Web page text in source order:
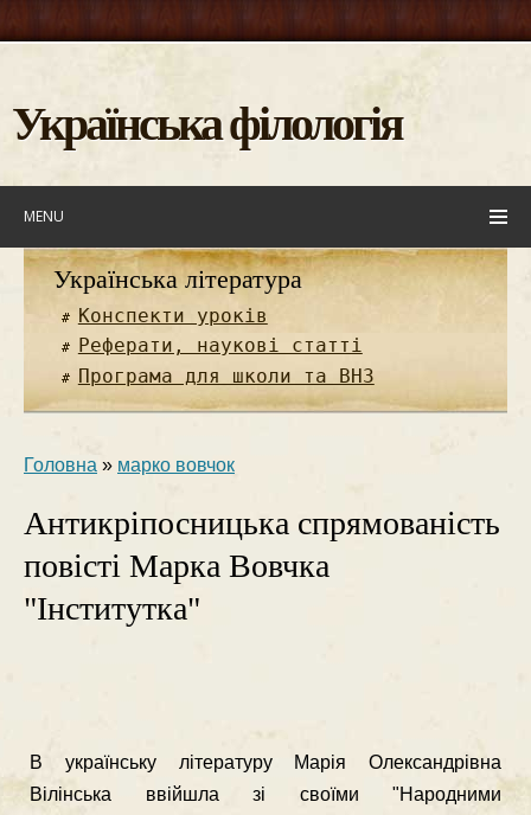
Українська філологія
MENU
Українська література
Конспекти уроків
Реферати, наукові статті
Програма для школи та ВНЗ
Головна » марко вовчок
Антикріпосницька спрямованість
повісті Марка Вовчка
"Інститутка"
В українську літературу Марія Олександрівна
Вілінська ввійшла зі свої­ми "Народними